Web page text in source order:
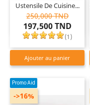
Ustensile De Cuisine...
250,000 TND
197,500 TND
(1 )
Ajouter au panier
Promo Aid
->16%